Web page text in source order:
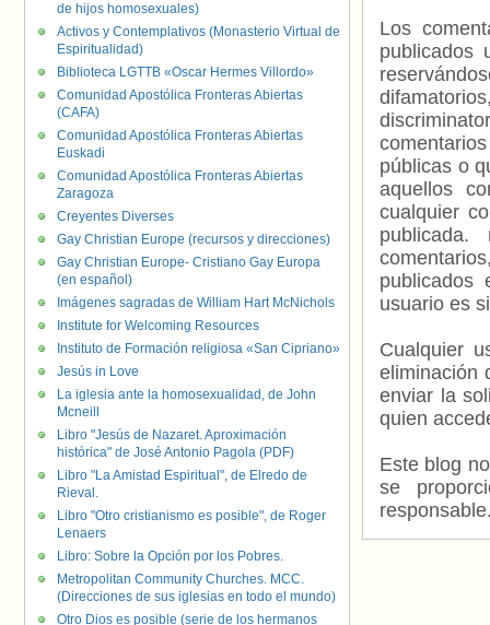
Los
publicados
públicas o
aquellos
cualquier
usuario es
Cualquier
eliminación
enviar la
quien
Este blog
se
de hijos homosexuales)
Activos y Contemplativos (Monasterio Virtual de
Espiritualidad)
Biblioteca LGTTB «Oscar Hermes Villordo»
Comunidad Apostólica Fronteras Abiertas
(CAFA)
Comunidad Apostólica Fronteras Abiertas
Euskadi
Comunidad Apostólica Fronteras Abiertas
Zaragoza
Creyentes Diverses
Gay Christian Europe (recursos y direcciones)
Gay Christian Europe- Cristiano Gay Europa
(en español)
Imágenes sagradas de William Hart McNichols
Institute for Welcoming Resources
Instituto de Formación religiosa «San Cipriano»
Jesús in Love
La iglesia ante la homosexualidad, de John
Mcneill
Libro "Jesús de Nazaret. Aproximación
histórica" de José Antonio Pagola (PDF)
Libro "La Amistad Espiritual", de Elredo de
Rieval.
Libro "Otro cristianismo es posible", de Roger
Lenaers
Libro: Sobre la Opción por los Pobres.
Metropolitan Community Churches. MCC.
(Direcciones de sus iglesias en todo el mundo)
Otro Dios es posible (serie de los hermanos